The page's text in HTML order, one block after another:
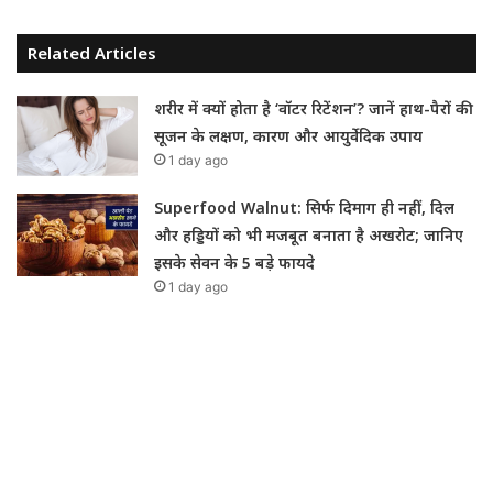
Related Articles
शरीर में क्यों होता है ‘वॉटर रिटेंशन’? जानें हाथ-पैरों की
सूजन के लक्षण, कारण और आयुर्वेदिक उपाय
1 day ago
Superfood Walnut: सिर्फ दिमाग ही नहीं, दिल
और हड्डियों को भी मजबूत बनाता है अखरोट; जानिए
इसके सेवन के 5 बड़े फायदे
1 day ago